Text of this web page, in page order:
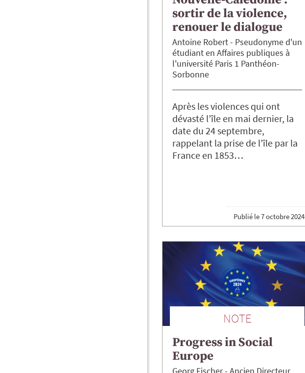
sortir de la violence,
renouer le dialogue
Antoine Robert
Pseudonyme d'un
étudiant en Affaires publiques à
l'université Paris 1 Panthéon-
Sorbonne
Après les violences qui ont
dévasté l’île en mai dernier, la
date du 24 septembre,
rappelant la prise de l’île par la
France en 1853…
Publié le7 octobre 2024
NOTE
Progress in Social
Europe